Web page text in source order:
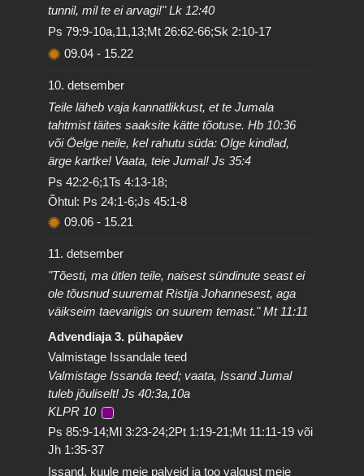
tunnil, mil te ei arvagi!" Lk 12:40
Ps 79:9-10a,11,13;Mt 26:62-66;Sk 2:10-17
09.04 - 15.22
10. detsember
Teile läheb vaja kannatlikkust, et te Jumala
tahtmist täites saaksite kätte tõotuse. Hb 10:36
või Öelge neile, kel rahutu süda: Olge kindlad,
ärge kartke! Vaata, teie Jumal! Js 35:4
Ps 42:2-6;1Ts 4:13-18;
Õhtul: Ps 24:1-6;Js 45:1-8
09.06 - 15.21
11. detsember
"Tõesti, ma ütlen teile, naisest sündinute seast ei
ole tõusnud suuremat Ristija Johannesest, aga
väikseim taevariigis on suurem temast." Mt 11:11
Advendiaja 3. pühapäev
Valmistage Issandale teed
Valmistage Issanda teed; vaata, Issand Jumal
tuleb jõuliselt! Js 40:3a,10a
KLPR 10
Ps 85:9-14;Ml 3:23-24;2Pt 1:19-21;Mt 11:11-19 või
Jh 1:35-37
Issand, kuule meie palveid ja too valgust meie